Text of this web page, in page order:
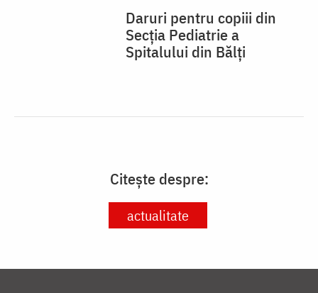
Daruri pentru copiii din
Secția Pediatrie a
Spitalului din Bălți
Citește despre:
actualitate